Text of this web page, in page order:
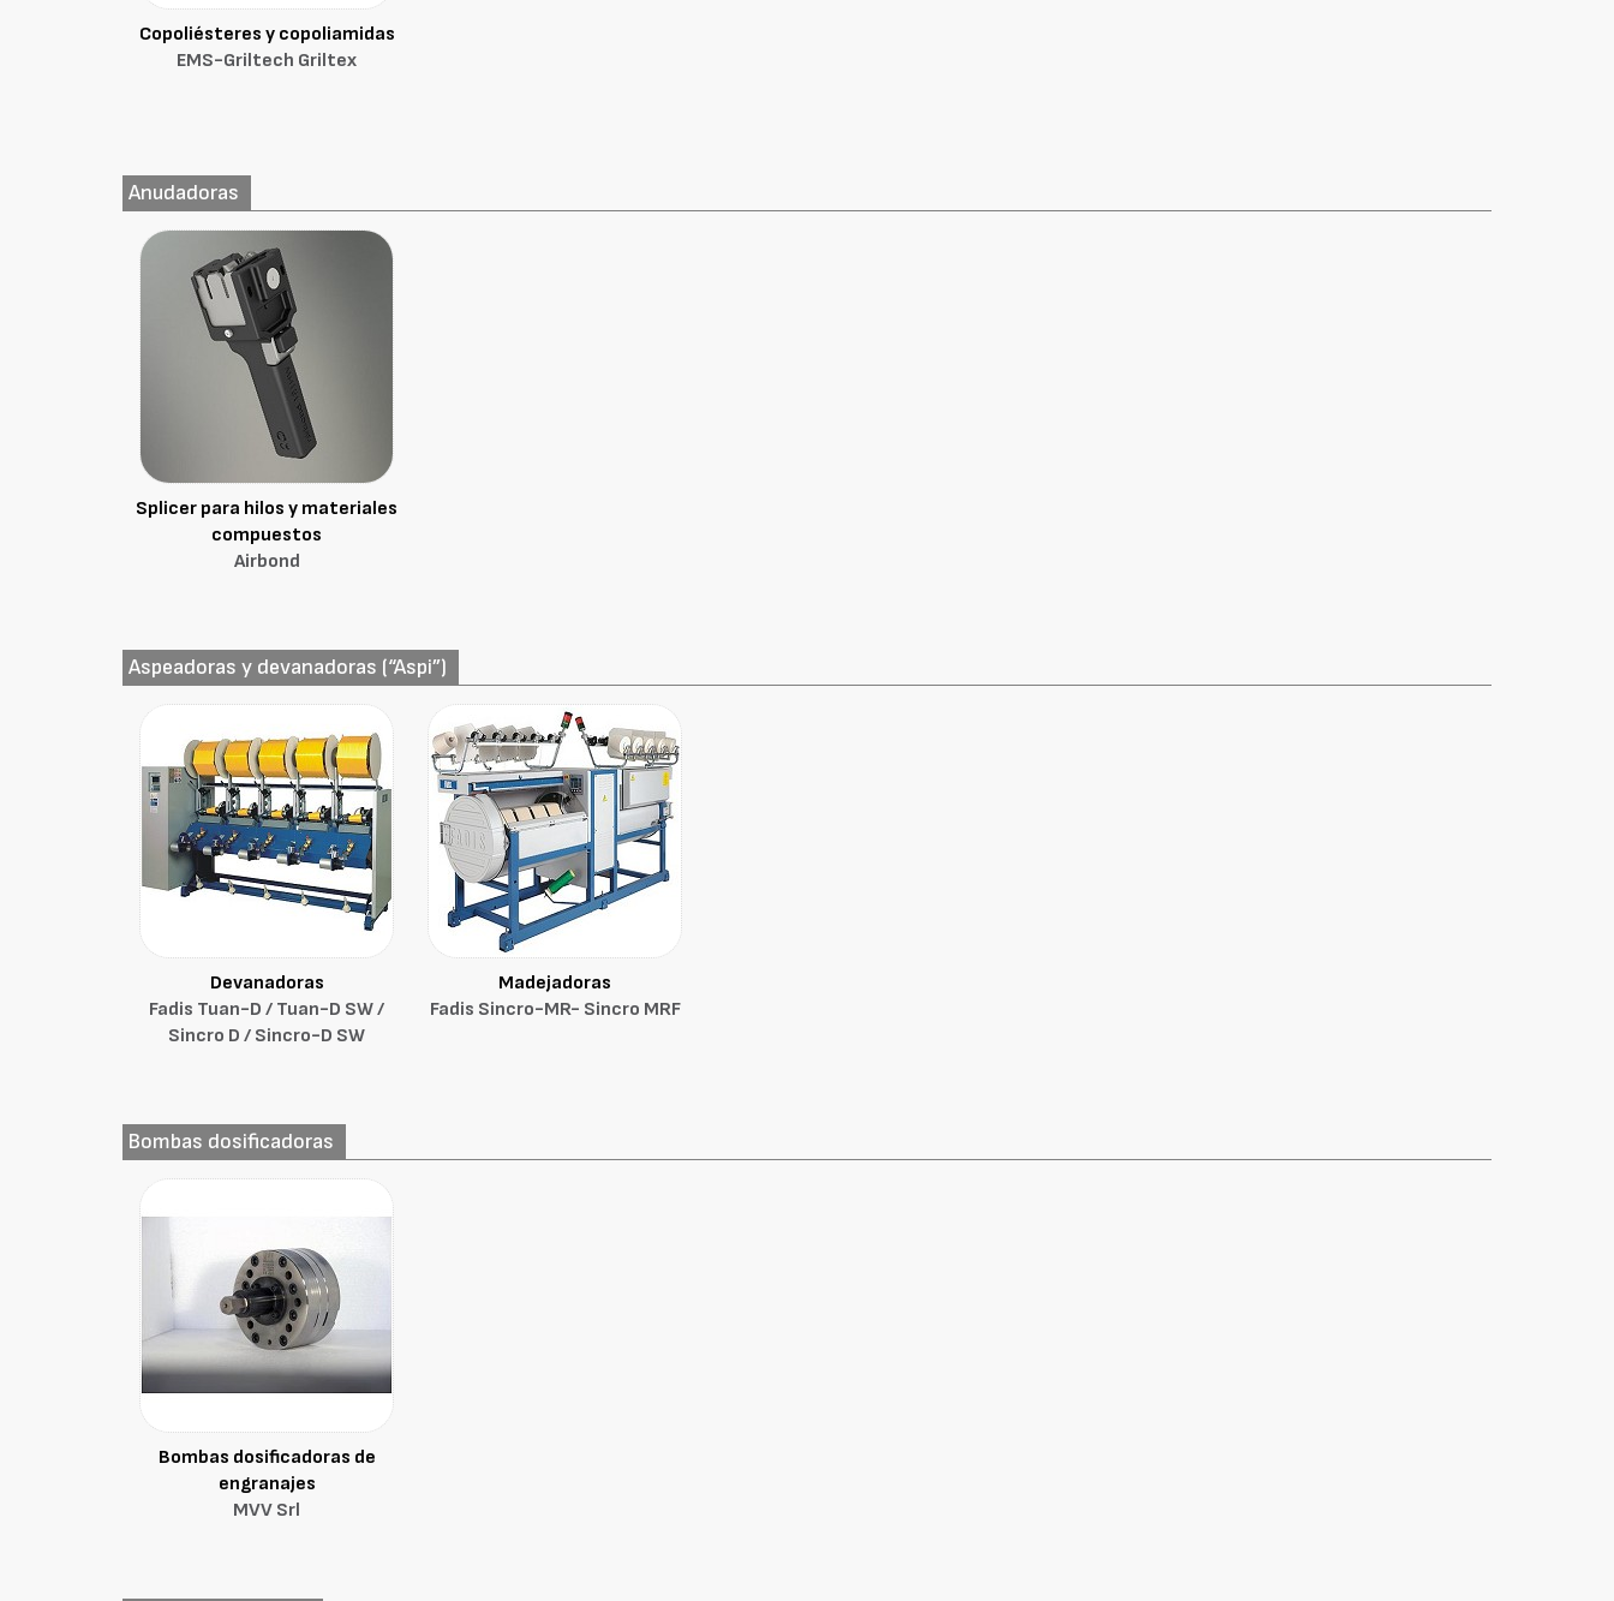
Copoliésteres y copoliamidas
EMS-Griltech Griltex
Anudadoras
Splicer para hilos y materiales
compuestos
Airbond
Aspeadoras y devanadoras (“Aspi”)
Devanadoras
Fadis Tuan-D / Tuan-D SW /
Sincro D / Sincro-D SW
Madejadoras
Fadis Sincro-MR- Sincro MRF
Bombas dosificadoras
Bombas dosificadoras de
engranajes
MVV Srl